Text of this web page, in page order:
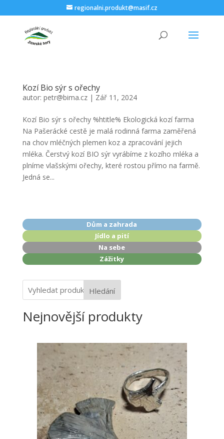
regionalni.produkt@masif.cz
Kozí Bio sýr s ořechy
autor: petr@bima.cz| Zář 11, 2024
Kozí Bio sýr s ořechy %htitle% Ekologická kozí farma
Na Pašerácké cestě je malá rodinná farma zaměřená
na chov mléčných plemen koz a zpracování jejich
mléka. Čerstvý kozí BIO sýr vyrábíme z kozího mléka a
plníme vlašskými ořechy, které rostou přímo na farmě.
Jedná se...
Dům a zahrada
Jídlo a pití
Na sebe
Zážitky
Hledání
Nejnovější produkty